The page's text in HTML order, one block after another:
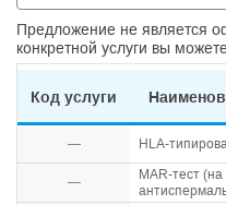
Предложение не является
конкретной услуги вы
Код услуги
— HLA-
—
MAR-тест (на